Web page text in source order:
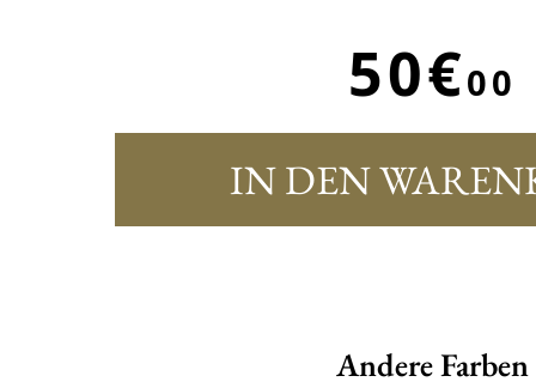
50€00
IN DEN
Andere Farben